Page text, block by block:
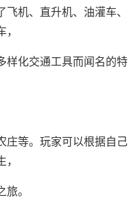
机、直升机、油灌车、
样化交通工具而闻名的特
庄等。玩家可以根据自己
。